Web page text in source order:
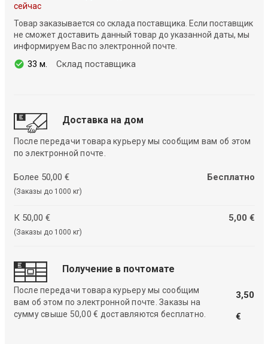
сейчас
Товар заказывается со склада поставщика. Если поставщик
не сможет доставить данный товар до указанной даты, мы
информируем Вас по электронной почте.
33 м. Склад поставщика
Доставка на дом
После передачи товара курьеру мы сообщим вам об этом
по электронной почте.
Более 50,00 €
(Заказы до 1000 кг)
Бесплатно
К 50,00 €
(Заказы до 1000 кг)
5,00 €
Получение в почтомате
После передачи товара курьеру мы сообщим
вам об этом по электронной почте. Заказы на
сумму свыше 50,00 € доставляются бесплатно.
3,50
€